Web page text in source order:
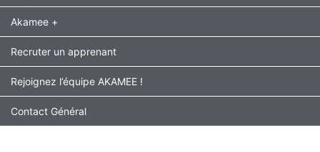
Akamee +
Recruter un apprenant
Rejoignez l’équipe AKAMEE !
Contact Général